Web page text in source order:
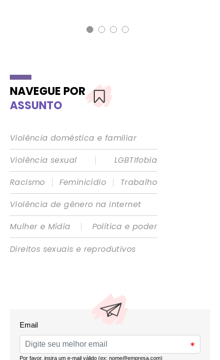
NAVEGUE POR
ASSUNTO
Violência doméstica e familiar
Violência sexual
|
LGBTIfobia
Racismo
| Feminicídio |
Trabalho
Violência de gênero na internet
Mulher e Mídia
|
Política e poder
Direitos sexuais e reprodutivos